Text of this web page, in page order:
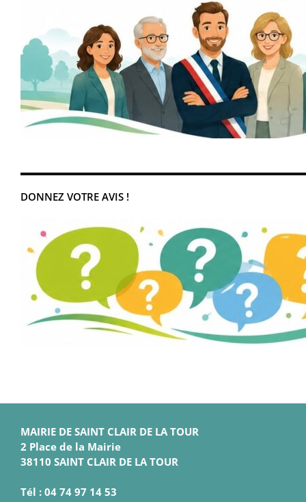
DONNEZ VOTRE AVIS !
MAIRIE DE SAINT CLAIR DE LA TOUR
2 Place de la Mairie
38110 SAINT CLAIR DE LA TOUR
Tél : 04 74 97 14 53